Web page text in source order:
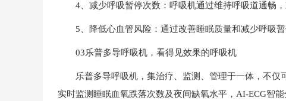
4、减少呼吸暂停次数：呼吸机通过维持呼吸道通畅，
5、降低心血管风险：通过改善睡眠质量和减少呼吸暂
03乐普多导呼吸机，看得见效果的呼吸机
乐普多导呼吸机，集治疗、监测、管理于一体，不仅
实时监测睡眠血氧跌落次数及夜间缺氧水平，AI-ECG智